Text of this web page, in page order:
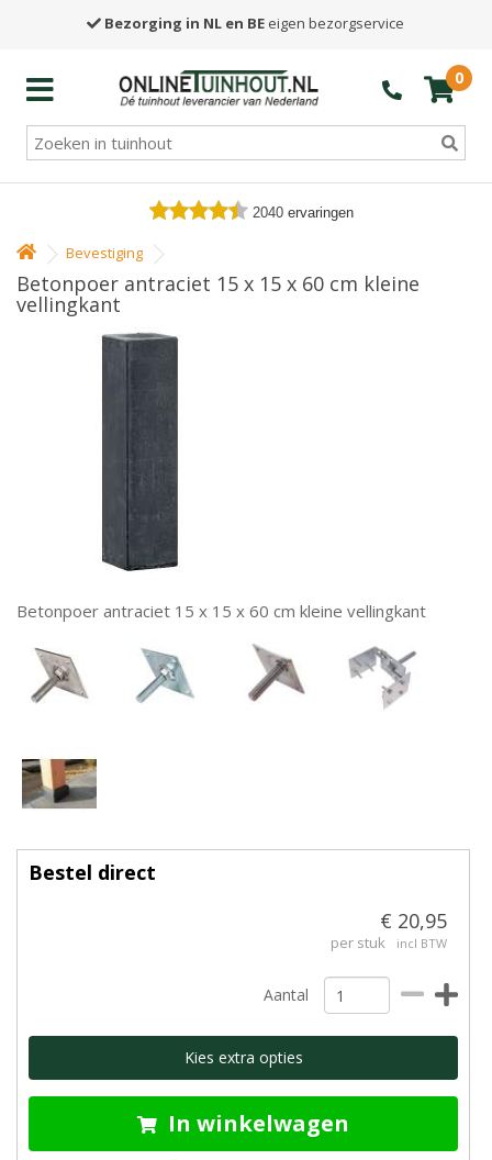
Bezorging in NL en BE eigen bezorgservice
0
2040 ervaringen
Bevestiging
Betonpoer antraciet 15 x 15 x 60 cm kleine
vellingkant
Betonpoer antraciet 15 x 15 x 60 cm kleine vellingkant
Bestel direct
€ 20,95
per stuk incl BTW
Aantal
Kies extra opties
In winkelwagen